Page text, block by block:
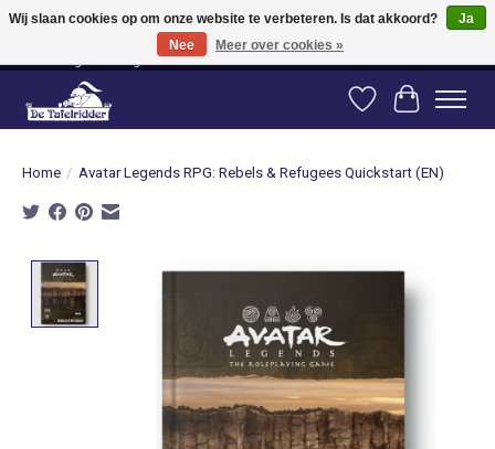
Vanaf 80 euro gratis verzending binnen Nederland! Vanaf 100 euro gratis
verzending naar België en Duitsland!
Verlanglijst
Home / Avatar Legends RPG: Rebels & Refugees Quickstart (EN)
Product image slideshow Items
Wij slaan cookies op om onze website te verbeteren. Is dat akkoord?
Ja
Nee
Meer over cookies »